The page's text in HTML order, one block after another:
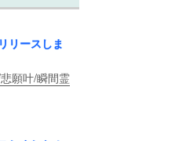
リースしま
願叶/瞬間霊